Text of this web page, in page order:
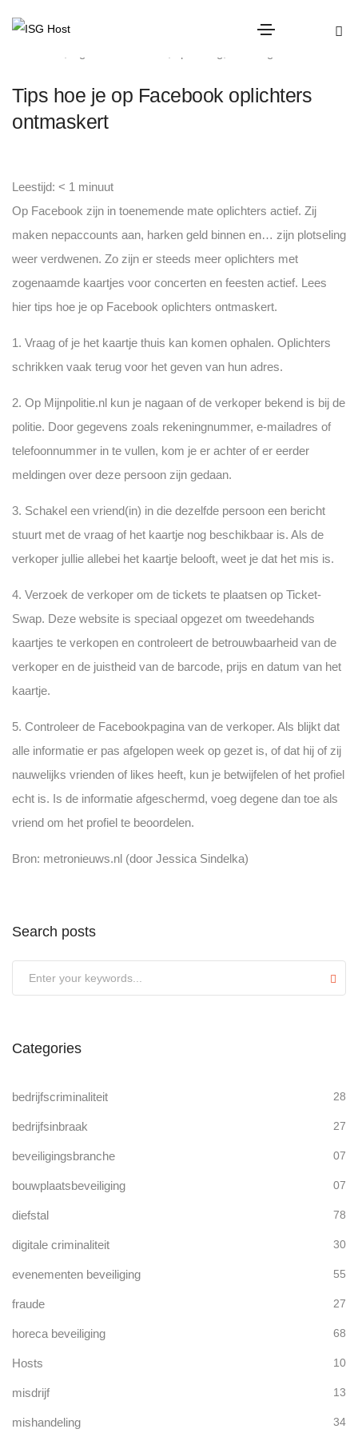
Tips hoe je op Facebook oplichters
ontmaskert
Leestijd: < 1 minuut
Op Facebook zijn in toenemende mate oplichters actief. Zij
maken nepaccounts aan, harken geld binnen en… zijn plotseling
weer verdwenen. Zo zijn er steeds meer oplichters met
zogenaamde kaartjes voor concerten en feesten actief. Lees
hier tips hoe je op Facebook oplichters ontmaskert.
1. Vraag of je het kaartje thuis kan komen ophalen. Oplichters
schrikken vaak terug voor het geven van hun adres.
2. Op Mijnpolitie.nl kun je nagaan of de verkoper bekend is bij de
politie. Door gegevens zoals rekeningnummer, e-mailadres of
telefoonnummer in te vullen, kom je er achter of er eerder
meldingen over deze persoon zijn gedaan.
3. Schakel een vriend(in) in die dezelfde persoon een bericht
stuurt met de vraag of het kaartje nog beschikbaar is. Als de
verkoper jullie allebei het kaartje belooft, weet je dat het mis is.
4. Verzoek de verkoper om de tickets te plaatsen op Ticket-
Swap. Deze website is speciaal opgezet om tweedehands
kaartjes te verkopen en controleert de betrouwbaarheid van de
verkoper en de juistheid van de barcode, prijs en datum van het
kaartje.
5. Controleer de Facebookpagina van de verkoper. Als blijkt dat
alle informatie er pas afgelopen week op gezet is, of dat hij of zij
nauwelijks vrienden of likes heeft, kun je betwijfelen of het profiel
echt is. Is de informatie afgeschermd, voeg degene dan toe als
vriend om het profiel te beoordelen.
Bron: metronieuws.nl (door Jessica Sindelka)
Search posts
Categories
bedrijfscriminaliteit 28
bedrijfsinbraak 27
beveiligingsbranche 07
bouwplaatsbeveiliging 07
diefstal 78
digitale criminaliteit 30
evenementen beveiliging 55
fraude 27
horeca beveiliging 68
Hosts 10
misdrijf 13
mishandeling 34